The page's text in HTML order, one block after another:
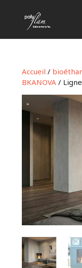
Accueil /
BKANOVA/ Ligne